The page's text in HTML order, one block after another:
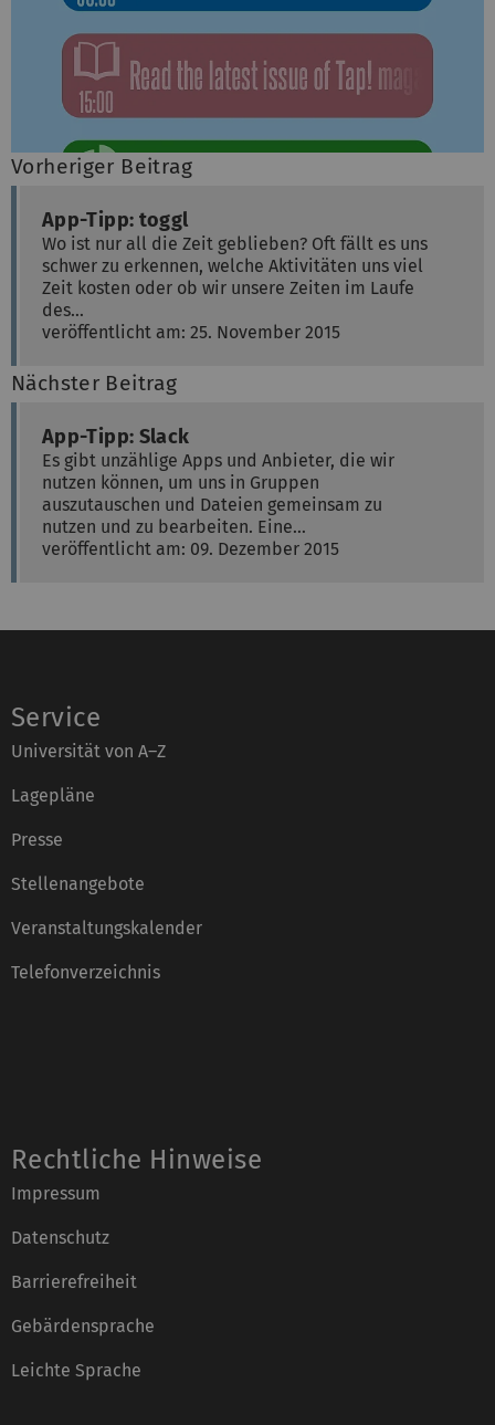
Vorheriger Beitrag
App-Tipp: toggl
Wo ist nur all die Zeit geblieben? Oft fällt es uns
schwer zu erkennen, welche Aktivitäten uns viel
Zeit kosten oder ob wir unsere Zeiten im Laufe
des…
veröffentlicht am: 25. November 2015
Nächster Beitrag
App-Tipp: Slack
Es gibt unzählige Apps und Anbieter, die wir
nutzen können, um uns in Gruppen
auszutauschen und Dateien gemeinsam zu
nutzen und zu bearbeiten. Eine…
veröffentlicht am: 09. Dezember 2015
Service
Universität von A–Z
Lagepläne
Presse
Stellenangebote
Veranstaltungskalender
Telefonverzeichnis
Rechtliche Hinweise
Impressum
Datenschutz
Barrierefreiheit
Gebärdensprache
Leichte Sprache